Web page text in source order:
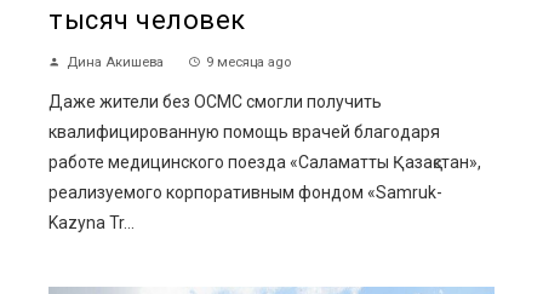
тысяч человек
Дина Акишева 9 месяца ago
Даже жители без ОСМС смогли получить
квалифицированную помощь врачей благодаря
работе медицинского поезда «Саламатты Қазақстан»,
реализуемого корпоративным фондом «Samruk-
Kazyna Tr...